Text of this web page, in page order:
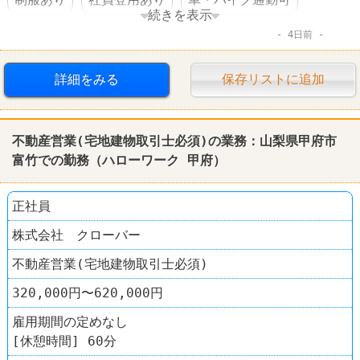
続きを表示
4日前
詳細をみる 保存リストに追加
不動産営業(宅地建物取引士必須)の業務：山梨県甲府市
富竹での勤務（ハローワーク 甲府）
正社員
株式会社 クローバー
不動産営業(宅地建物取引士必須)
320,000円〜620,000円
雇用期間の定めなし
[休憩時間] 60分